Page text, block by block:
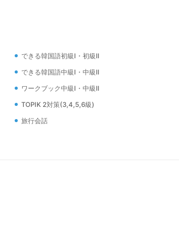
できる韓国語初級Ⅰ・初級Ⅱ
できる韓国語中級Ⅰ・中級Ⅱ
ワークブック中級Ⅰ・中級Ⅱ
TOPIK 2対策(3,4,5,6級)
旅行会話